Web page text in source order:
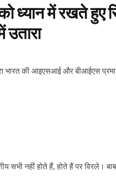
ध्यान में रखते हुए
उतारा
भारत की आइएसआई और बीआईएस
नहीं होते हैं, होते हैं पर विरले।